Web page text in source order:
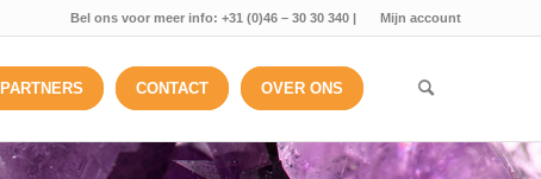
Mijn account
Bel ons voor meer info: +31 (0)46 – 30 30 340 |
PARTNERS CONTACT OVER ONS